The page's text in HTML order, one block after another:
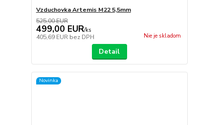
Vzduchovka Artemis M22 5,5mm
525,00 EUR
499,00 EUR/ks
405,69 EUR bez DPH Nie je skladom
Detail
Novinka